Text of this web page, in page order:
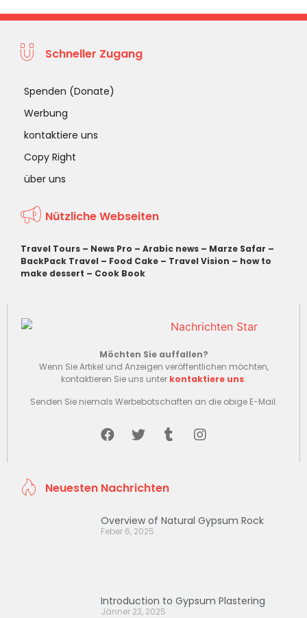
Schneller Zugang
Spenden (Donate)
Werbung
kontaktiere uns
Copy Right
über uns
Nützliche Webseiten
Travel Tours – News Pro – Arabic news – Marze Safar –
BackPack Travel – Food Cake – Travel Vision – how to
make dessert – Cook Book
Möchten Sie auffallen?
Wenn Sie Artikel und Anzeigen veröffentlichen möchten,
kontaktieren Sie uns unter kontaktiere uns.
Senden Sie niemals Werbebotschaften an die obige E-Mail.
Neuesten Nachrichten
Overview of Natural Gypsum Rock
Feber 6, 2025
Introduction to Gypsum Plastering
Jänner 23, 2025